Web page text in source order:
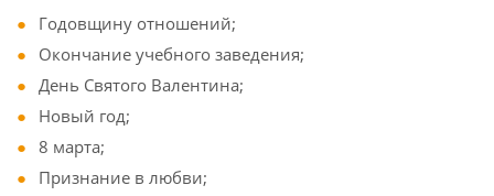
Годовщину отношений;
Окончание учебного заведения;
День Святого Валентина;
Новый год;
8 марта;
Признание в любви;